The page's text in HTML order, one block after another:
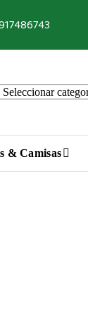
& Camisas